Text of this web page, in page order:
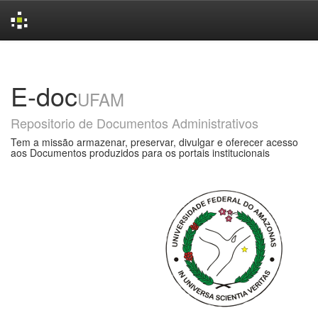
E-docUFAM
Repositorio de Documentos Administrativos
Tem a missão armazenar, preservar, divulgar e oferecer acesso
aos Documentos produzidos para os portais institucionais